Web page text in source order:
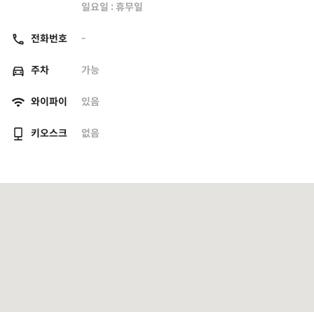
일요일 : 휴무일
전화번호 -
주차 가능
와이파이 있음
키오스크 없음